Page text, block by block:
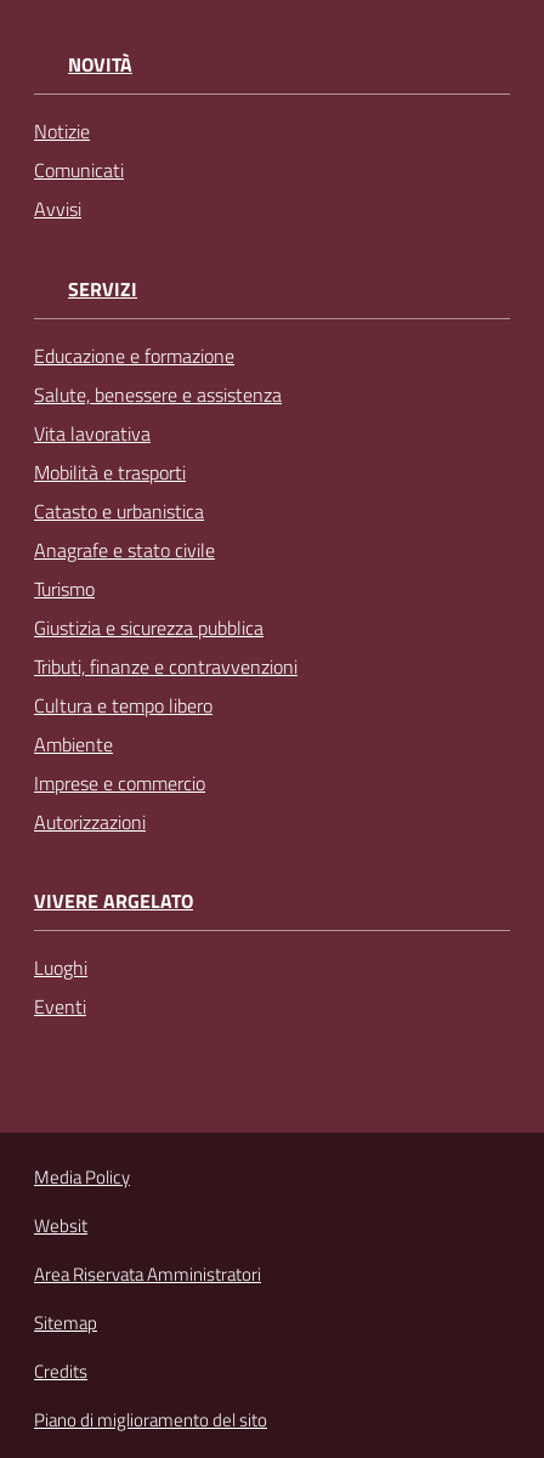
NOVITÀ
Notizie
Comunicati
Avvisi
SERVIZI
Educazione e formazione
Salute, benessere e assistenza
Vita lavorativa
Mobilità e trasporti
Catasto e urbanistica
Anagrafe e stato civile
Turismo
Giustizia e sicurezza pubblica
Tributi, finanze e contravvenzioni
Cultura e tempo libero
Ambiente
Imprese e commercio
Autorizzazioni
VIVERE ARGELATO
Luoghi
Eventi
Media Policy
Websit
Area Riservata Amministratori
Sitemap
Credits
Piano di miglioramento del sito